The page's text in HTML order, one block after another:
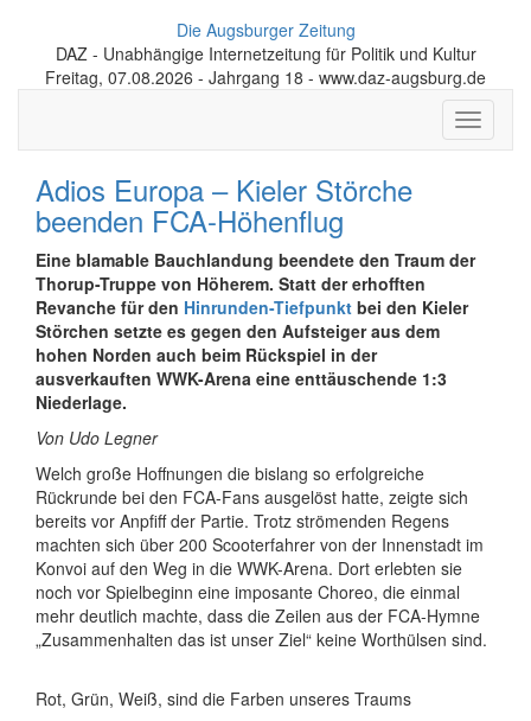
Die Augsburger Zeitung
DAZ - Unabhängige Internetzeitung für Politik und Kultur
Freitag, 07.08.2026 - Jahrgang 18 - www.daz-augsburg.de
Toggle
Adios Europa – Kieler Störche
beenden FCA-Höhenflug
Eine blamable Bauchlandung beendete den Traum der
Thorup-Truppe von Höherem. Statt der erhofften
Revanche für den Hinrunden-Tiefpunkt bei den Kieler
Störchen setzte es gegen den Aufsteiger aus dem
hohen Norden auch beim Rückspiel in der
ausverkauften WWK-Arena eine enttäuschende 1:3
Niederlage.
Von Udo Legner
Welch große Hoffnungen die bislang so erfolgreiche
Rückrunde bei den FCA-Fans ausgelöst hatte, zeigte sich
bereits vor Anpfiff der Partie. Trotz strömenden Regens
machten sich über 200 Scooterfahrer von der Innenstadt im
Konvoi auf den Weg in die WWK-Arena. Dort erlebten sie
noch vor Spielbeginn eine imposante Choreo, die einmal
mehr deutlich machte, dass die Zeilen aus der FCA-Hymne
„Zusammenhalten das ist unser Ziel“ keine Worthülsen sind.
Rot, Grün, Weiß, sind die Farben unseres Traums